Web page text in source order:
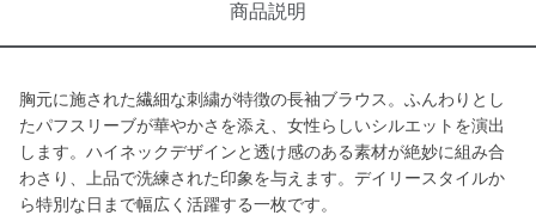
商品説明
胸元に施された繊細な刺繍が特徴の長袖ブラウス。ふんわりとし
たパフスリーブが華やかさを添え、女性らしいシルエットを演出
します。ハイネックデザインと透け感のある素材が絶妙に組み合
わさり、上品で洗練された印象を与えます。デイリースタイルか
ら特別な日まで幅広く活躍する一枚です。